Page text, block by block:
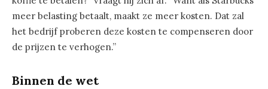
meer belasting betaalt, maakt ze meer kosten. Dat zal
het bedrijf proberen deze kosten te compenseren door
de prijzen te verhogen.”
Binnen de wet